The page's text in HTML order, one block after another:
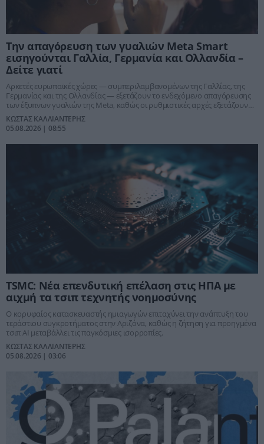
Την απαγόρευση των γυαλιών Meta Smart
εισηγούνται Γαλλία, Γερμανία και Ολλανδία –
Δείτε γιατί
Αρκετές ευρωπαϊκές χώρες — συμπεριλαμβανομένων της Γαλλίας, της
Γερμανίας και της Ολλανδίας — εξετάζουν το ενδεχόμενο απαγόρευσης
των έξυπνων γυαλιών της Meta, καθώς οι ρυθμιστικές αρχές εξετάζουν
εάν οι συσκευές συμμορφώνονται με τους νόμους περί απορρήτου.
ΚΩΣΤΑΣ ΚΑΛΛΙΑΝΤΕΡΗΣ
05.08.2026 | 08:55
TSMC: Νέα επενδυτική επέλαση στις ΗΠΑ με
αιχμή τα τσιπ τεχνητής νοημοσύνης
Ο κορυφαίος κατασκευαστής ημιαγωγών επιταχύνει την ανάπτυξη του
τεράστιου συγκροτήματος στην Αριζόνα, καθώς η ζήτηση για προηγμένα
τσιπ AI μεταβάλλει τις παγκόσμιες ισορροπίες.
ΚΩΣΤΑΣ ΚΑΛΛΙΑΝΤΕΡΗΣ
05.08.2026 | 03:06